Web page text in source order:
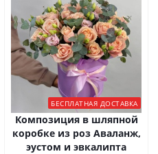
БЕСПЛАТНАЯ ДОСТАВКА
Композиция в шляпной
коробке из роз Аваланж,
эустом и эвкалипта